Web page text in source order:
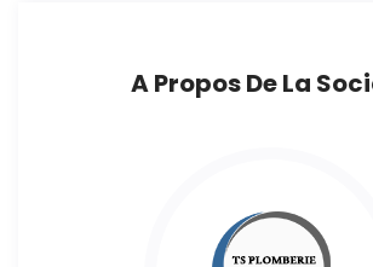
A Propos De La